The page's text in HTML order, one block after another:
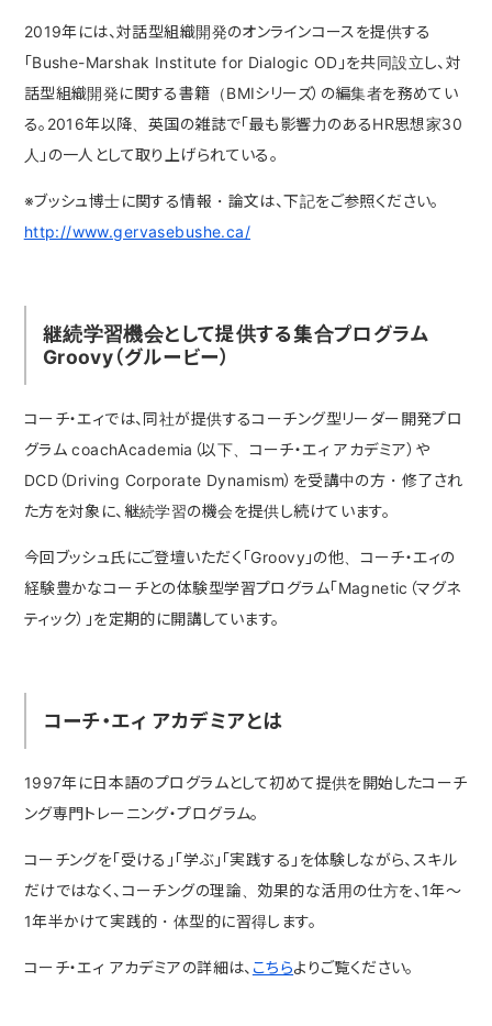
2019年には、対話型組織開発のオンラインコースを提供する
「Bushe-Marshak Institute for Dialogic OD」を共同設立し、対
話型組織開発に関する書籍（BMIシリーズ）の編集者を務めてい
る。2016年以降、英国の雑誌で「最も影響力のあるHR思想家30
人」の一人として取り上げられている。
※ブッシュ博士に関する情報・論文は、下記をご参照ください。
http://www.gervasebushe.ca/
継続学習機会として提供する集合プログラム
Groovy（グルービー）
コーチ・エィでは、同社が提供するコーチング型リーダー開発プロ
グラム coachAcademia（以下、コーチ・エィ アカデミア）や
DCD（Driving Corporate Dynamism）を受講中の方・修了され
た方を対象に、継続学習の機会を提供し続けています。
今回ブッシュ氏にご登壇いただく「Groovy」の他、コーチ・エィの
経験豊かなコーチとの体験型学習プログラム「Magnetic（マグネ
ティック）」を定期的に開講しています。
コーチ・エィ アカデミアとは
1997年に日本語のプログラムとして初めて提供を開始したコーチ
ング専門トレーニング・プログラム。
コーチングを「受ける」「学ぶ」「実践する」を体験しながら、スキル
だけではなく、コーチングの理論、効果的な活用の仕方を、1年〜
1年半かけて実践的・体型的に習得します。
コーチ・エィ アカデミアの詳細は、 こちらよりご覧ください。